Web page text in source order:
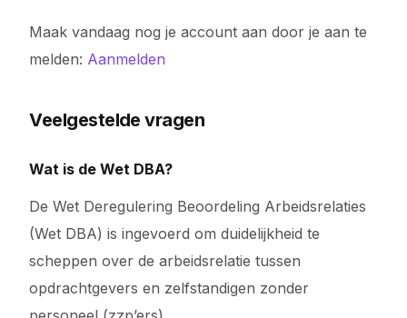
Maak vandaag nog je account aan door je aan te
melden: Aanmelden
Veelgestelde vragen
Wat is de Wet DBA?
De Wet Deregulering Beoordeling Arbeidsrelaties
(Wet DBA) is ingevoerd om duidelijkheid te
scheppen over de arbeidsrelatie tussen
opdrachtgevers en zelfstandigen zonder